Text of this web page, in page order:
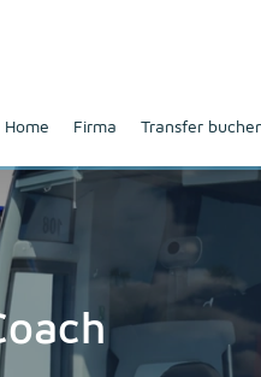
Home Firma Transfer